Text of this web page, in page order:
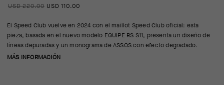
USD 220.00 USD 110.00
El Speed Club vuelve en 2024 con el maillot Speed Club oficial: esta
pieza, basada en el nuevo modelo EQUIPE RS S11, presenta un diseño de
líneas depuradas y un monograma de ASSOS con efecto degradado.
MÁS INFORMACIÓN